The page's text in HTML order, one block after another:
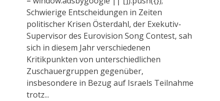
Schwierige Entscheidungen in Zeiten
politischer Krisen Österdahl, der Exekutiv-
Supervisor des Eurovision Song Contest, sah
sich in diesem Jahr verschiedenen
Kritikpunkten von unterschiedlichen
Zuschauergruppen gegenüber,
insbesondere in Bezug auf Israels Teilnahme
trotz...